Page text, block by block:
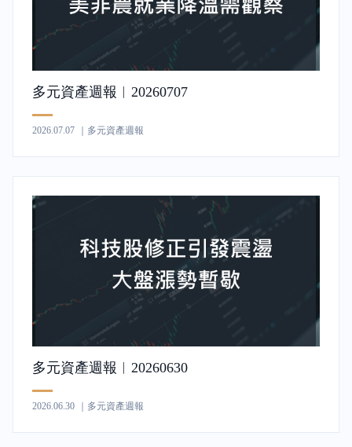
多元資產週報︱20260707
2026.07.07 ｜多元資產週報
多元資產週報︱20260630
2026.06.30 ｜多元資產週報